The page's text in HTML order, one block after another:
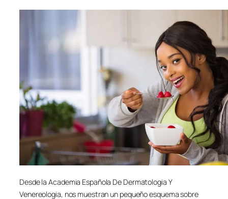
Desde la Academia Española De Dermatologia Y
Venereologia, nos muestran un pequeño esquema sobre